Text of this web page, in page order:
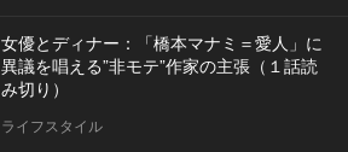
女優とディナー：「橋本マナミ＝愛人」に
異議を唱える”非モテ”作家の主張（１話読
み切り）
ライフスタイル